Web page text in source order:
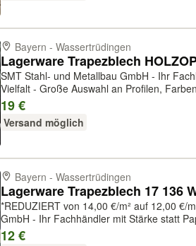
Bayern - Wassertrüdingen
SMT Stahl- und Metallbau GmbH - Ihr
Vielfalt - Große Auswahl an Profilen,
Einzelbleche und in großen Mengen
19 €
Versand möglich
Bayern - Wassertrüdingen
*REDUZIERT von 14,00 €/m² auf 12,00 €/m²* SMT Stahl- und
GmbH - Ihr Fachhändler mit Stärke statt
Profilen, Farben und Stärken. Flexibilität -
12 €